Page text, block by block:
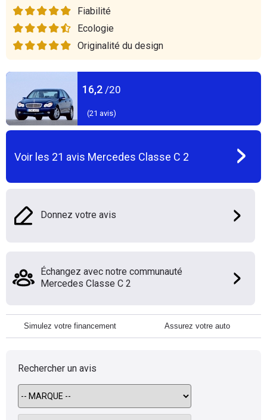
Fiabilité
Ecologie
Originalité du design
16,2 /20
(21 avis)
Voir les 21 avis Mercedes Classe C 2
Donnez votre avis
Échangez avec notre communauté
Mercedes Classe C 2
Simulez votre financement Assurez votre auto
Rechercher un avis